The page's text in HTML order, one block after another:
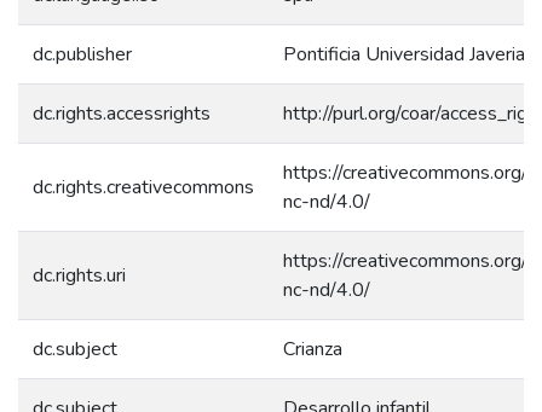
dc.publisher Pontificia Universidad
dc.rights.accessrights http://purl.org/coar/
dc.rights.creativecommons
https://creativecommons.org/
nc-nd/4.0/
dc.rights.uri
https://creativecommons.org/
nc-nd/4.0/
dc.subject Crianza